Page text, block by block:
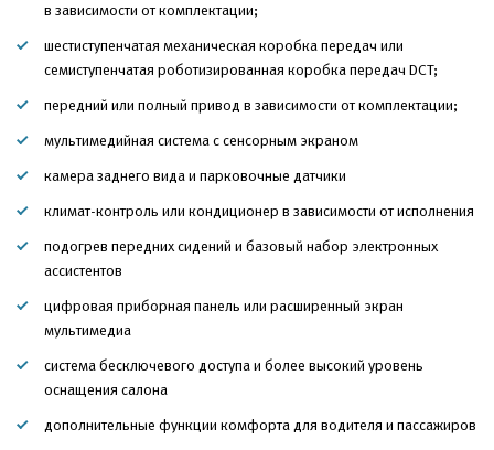
в зависимости от комплектации;
шестиступенчатая механическая коробка передач или
семиступенчатая роботизированная коробка передач DCT;
передний или полный привод в зависимости от комплектации;
мультимедийная система с сенсорным экраном
камера заднего вида и парковочные датчики
климат-контроль или кондиционер в зависимости от исполнения
подогрев передних сидений и базовый набор электронных
ассистентов
цифровая приборная панель или расширенный экран
мультимедиа
система бесключевого доступа и более высокий уровень
оснащения салона
дополнительные функции комфорта для водителя и пассажиров